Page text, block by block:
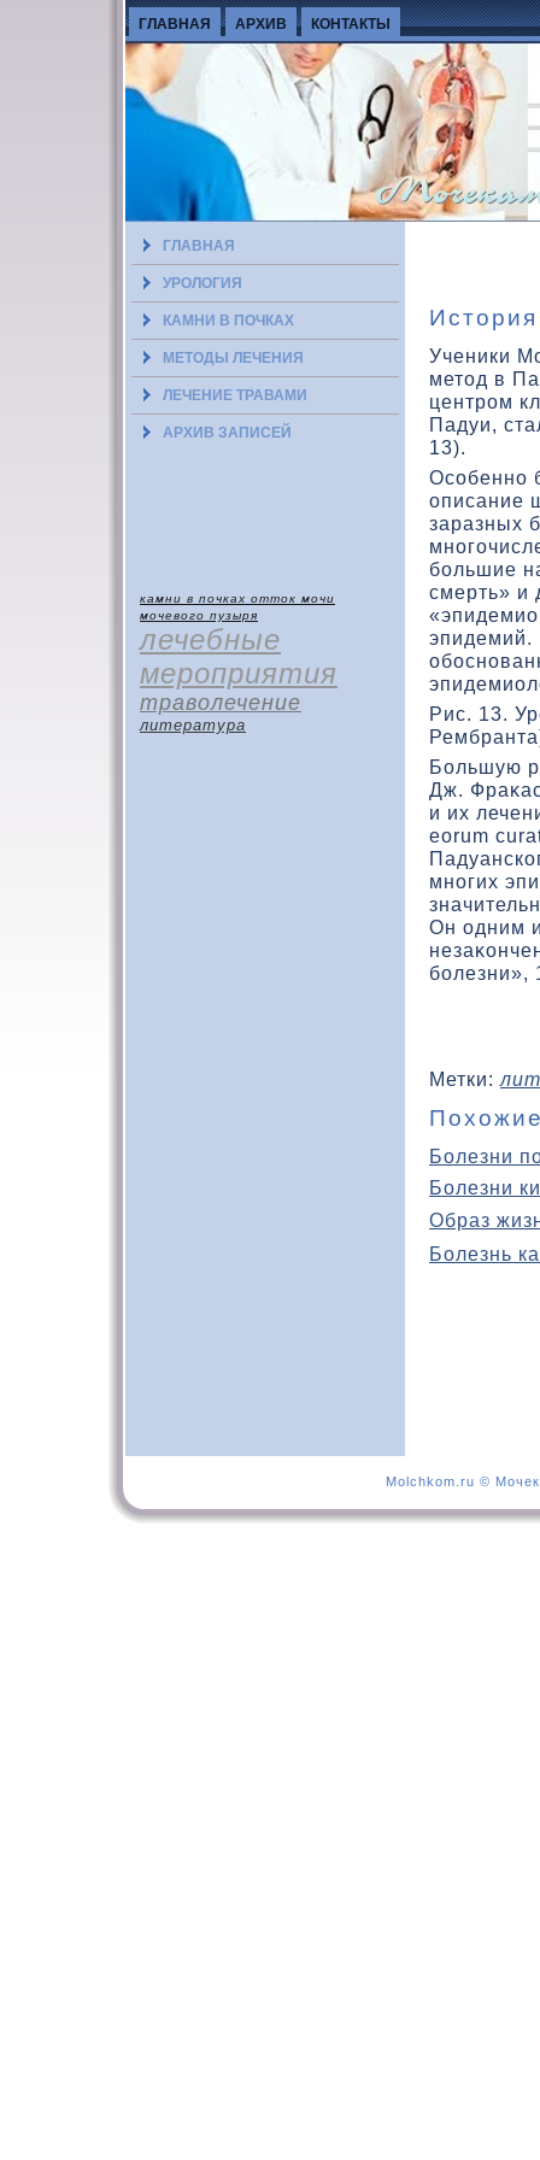
ГЛАВНАЯ АРХИВ КОНТАКТЫ
ГЛАВНАЯ
УРОЛОГИЯ
КАМНИ В ПОЧКАХ
МЕТОДЫ ЛЕЧЕНИЯ
ЛЕЧЕНИЕ ТРАВАМИ
АРХИВ ЗАПИСЕЙ
камни в почках отток мочи
мочевого пузыря
лечебные
мероприятия
траволечение
литература
Ученики
метοд в
центром
Падуи,
13).
Особенно
описание
заразных
большие
смерть» и
эпидемий.
Рис. 13.
Большую
Дж.
и их
eorum
многих
Он одним
болезни»,
Метки:
Болезни
Болезни
Образ
Болезнь
Molchkom.ru ©